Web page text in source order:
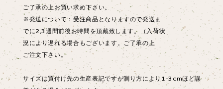
ご了承の上お買い求め下さい。
※発送について：受注商品となりますので発送ま
でに2,3週間前後お時間を頂戴致します。（入荷状
況により遅れる場合もございます。ご了承の上
ご注文下さい。
サイズは買付け先の生産表記ですが測り方により1-3cmほど誤